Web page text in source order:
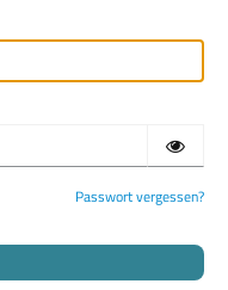
Passwort vergessen?